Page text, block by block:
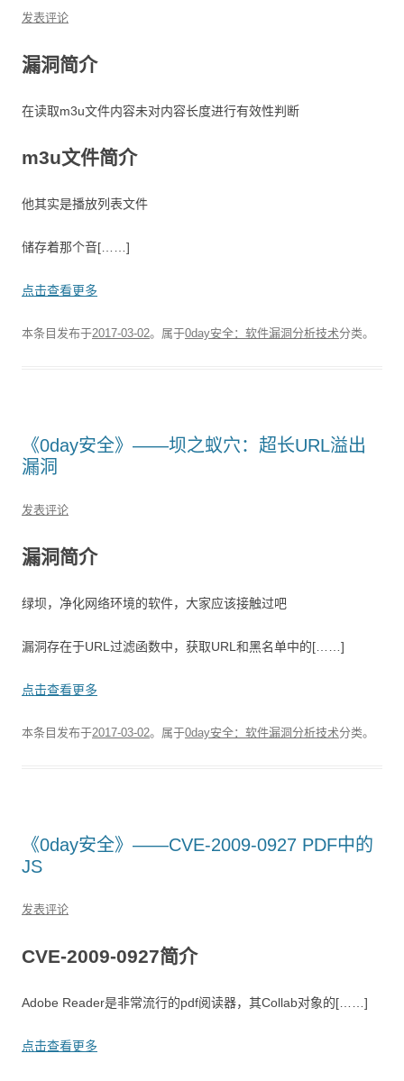
发表评论
漏洞简介
在读取m3u文件内容未对内容长度进行有效性判断
m3u文件简介
他其实是播放列表文件
储存着那个音[……]
点击查看更多
本条目发布于2017-03-02。属于0day安全：软件漏洞分析技术分类。
《0day安全》——坝之蚁穴：超长URL溢出
漏洞
发表评论
漏洞简介
绿坝，净化网络环境的软件，大家应该接触过吧
漏洞存在于URL过滤函数中，获取URL和黑名单中的[……]
点击查看更多
本条目发布于2017-03-02。属于0day安全：软件漏洞分析技术分类。
​《0day安全》——CVE-2009-0927 PDF中的
JS
发表评论
CVE-2009-0927简介
Adobe Reader是非常流行的pdf阅读器，其Collab对象的[……]
点击查看更多